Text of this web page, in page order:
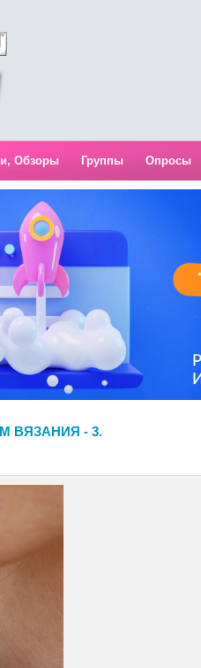
Обзоры Группы Опросы
ВЯЗАНИЯ - 3.